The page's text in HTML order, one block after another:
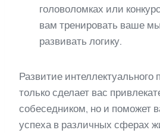
головоломках или
вам тренировать ваше
развивать логику.
Развитие интеллектуального
только сделает вас
собеседником, но и поможет
успеха в различных сферах